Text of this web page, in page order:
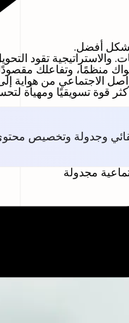
بشكل أفضل.
والاستراتيجية تقود
وتفاعلك مقصودًا،
الاجتماعي من
قوة تسويقيًا ومهيأة
مجدولة